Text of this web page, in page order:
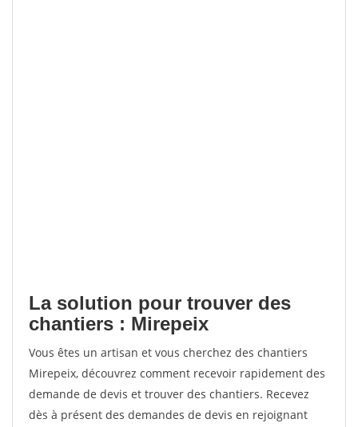
La solution pour trouver des
chantiers : Mirepeix
Vous êtes un artisan et vous cherchez des chantiers
Mirepeix, découvrez comment recevoir rapidement des
demande de devis et trouver des chantiers. Recevez
dès à présent des demandes de devis en rejoignant